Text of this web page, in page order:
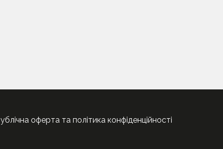
оферта та політика конфіденційності